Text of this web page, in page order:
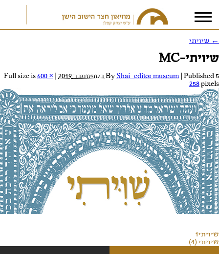
אני מאשר/ת את
← שיויתי
שיויתי-MC
By Shai_editor museum Published5 בספטמבר 2019
600 ×
258pixels
שיויתי1
שיויתי (4)